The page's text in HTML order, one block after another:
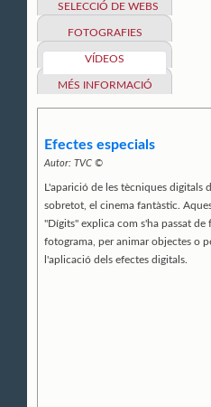
SELECCIÓ DE WEBS
FOTOGRAFIES
VÍDEOS
MÉS INFORMACIÓ
Efectes especials
Autor: TVC ©
L'aparició de les tècniques digitals
sobretot, el cinema fantàstic.
"Dígits" explica com s'ha passat de
fotograma, per animar objectes o
l'aplicació dels efectes digitals.